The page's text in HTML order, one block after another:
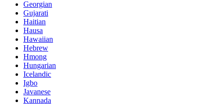
Georgian
Gujarati
Haitian
Hausa
Hawaiian
Hebrew
Hmong
Hungarian
Icelandic
Igbo
Javanese
Kannada